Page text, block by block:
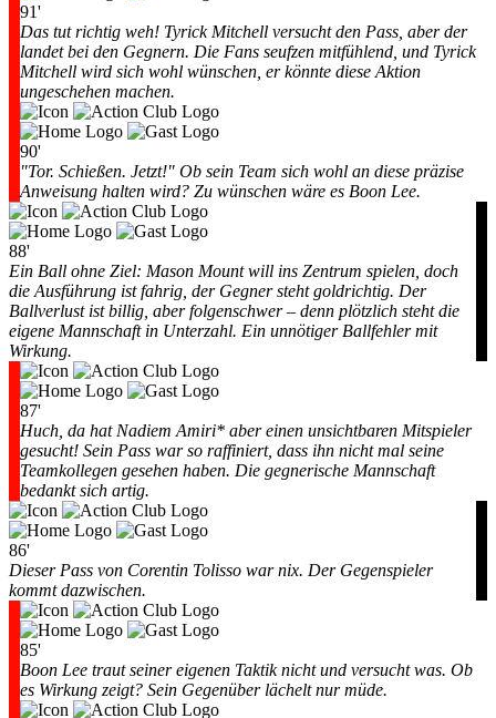
91'
Das tut richtig weh! Tyrick Mitchell versucht den Pass, aber der
landet bei den Gegnern. Die Fans seufzen mitfühlend, und Tyrick
Mitchell wird sich wohl wünschen, er könnte diese Aktion
ungeschehen machen.
90'
"Tor. Schießen. Jetzt!" Ob sein Team sich wohl an diese präzise
Anweisung halten wird? Zu wünschen wäre es Boon Lee.
88'
Ein Ball ohne Ziel: Mason Mount will ins Zentrum spielen, doch
die Ausführung ist fahrig, der Gegner steht goldrichtig. Der
Ballverlust ist billig, aber folgenschwer – denn plötzlich steht die
eigene Mannschaft in Unterzahl. Ein unnötiger Ballfehler mit
Wirkung.
87'
Huch, da hat Nadiem Amiri* aber einen unsichtbaren Mitspieler
gesucht! Sein Pass war so raffiniert, dass ihn nicht mal seine
Teamkollegen gesehen haben. Die gegnerische Mannschaft
bedankt sich artig.
86'
Dieser Pass von Corentin Tolisso war nix. Der Gegenspieler
kommt dazwischen.
85'
Boon Lee traut seiner eigenen Taktik nicht und versucht was. Ob
es Wirkung zeigt? Sein Gegenüber lächelt nur müde.